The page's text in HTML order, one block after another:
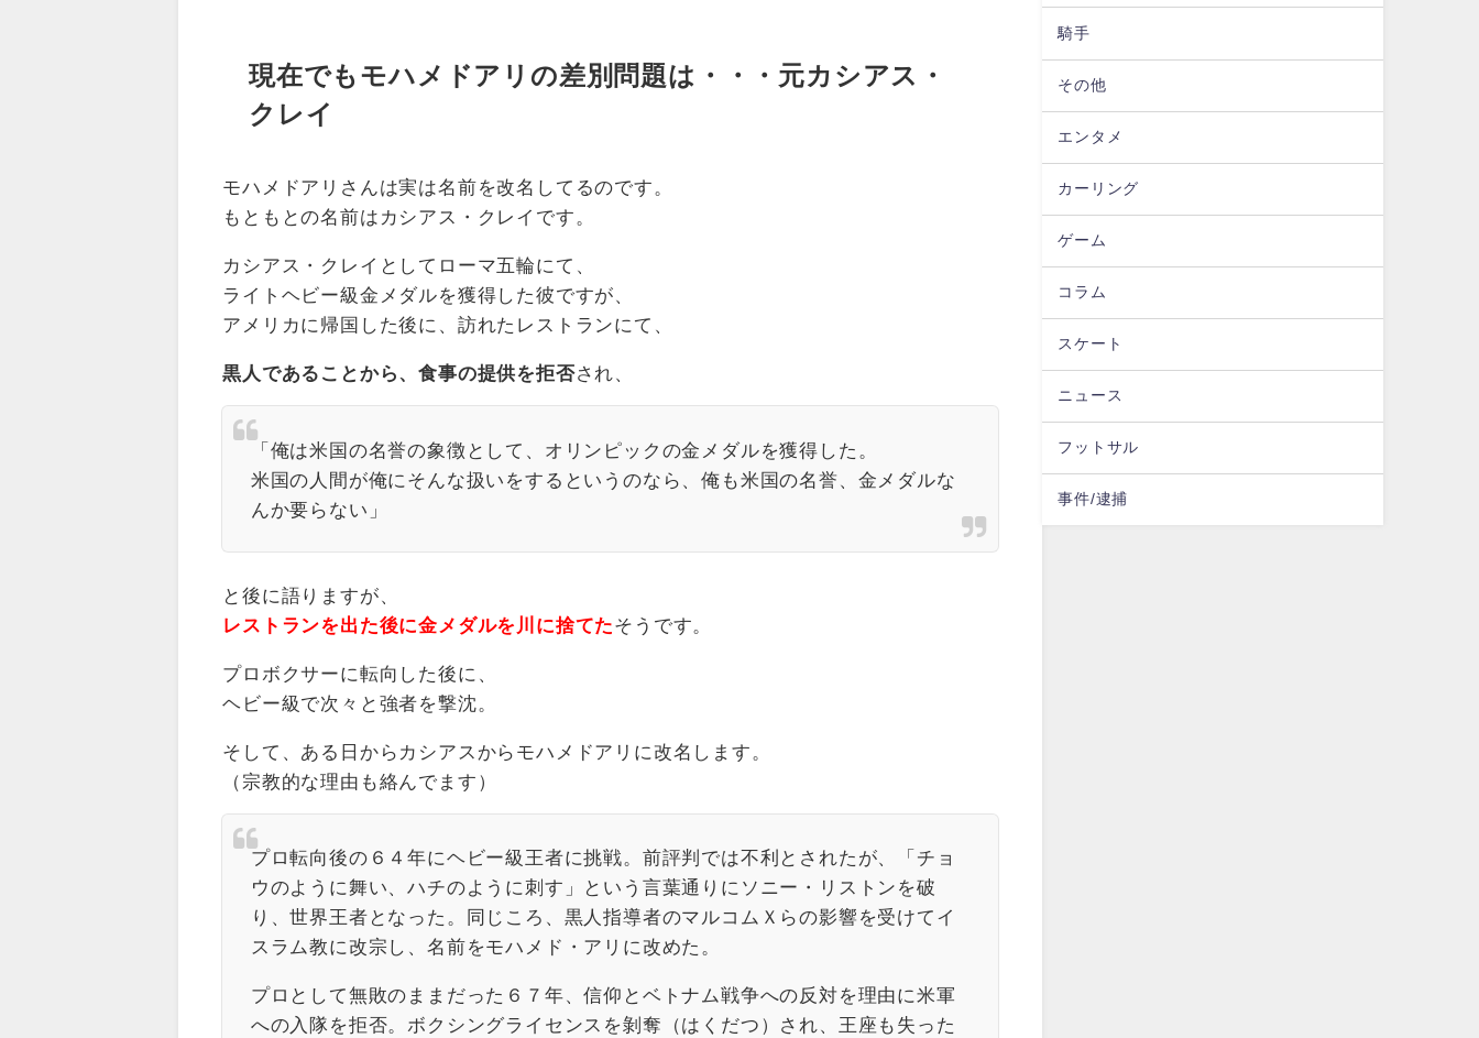
現在でもモハメドアリの差別問題は・・・元カシアス・
クレイ
モハメドアリさんは実は名前を改名してるのです。
もともとの名前はカシアス・クレイです。
カシアス・クレイとしてローマ五輪にて、
ライトヘビー級金メダルを獲得した彼ですが、
アメリカに帰国した後に、訪れたレストランにて、
黒人であることから、食事の提供を拒否され、
「俺は米国の名誉の象徴として、オリンピックの金メダルを獲得した。
米国の人間が俺にそんな扱いをするというのなら、俺も米国の名誉、金メダルな
んか要らない」
と後に語りますが、
レストランを出た後に金メダルを川に捨てたそうです。
プロボクサーに転向した後に、
ヘビー級で次々と強者を撃沈。
そして、ある日からカシアスからモハメドアリに改名します。
（宗教的な理由も絡んでます）
プロ転向後の６４年にヘビー級王者に挑戦。前評判では不利とされたが、「チョ
ウのように舞い、ハチのように刺す」という言葉通りにソニー・リストンを破
り、世界王者となった。同じころ、黒人指導者のマルコムＸらの影響を受けてイ
スラム教に改宗し、名前をモハメド・アリに改めた。
プロとして無敗のままだった６７年、信仰とベトナム戦争への反対を理由に米軍
への入隊を拒否。ボクシングライセンスを剝奪（はくだつ）され、王座も失った
騎手
その他
エンタメ
カーリング
ゲーム
コラム
スケート
ニュース
フットサル
事件/逮捕